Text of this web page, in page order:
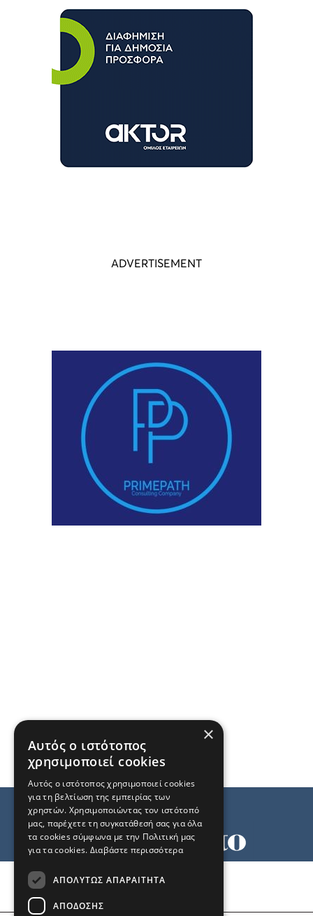
×
Αυτός ο ιστότοπος
χρησιμοποιεί cookies
Αυτός ο ιστότοπος χρησιμοποιεί cookies
για τη βελτίωση της εμπειρίας των
χρηστών. Χρησιμοποιώντας τον ιστότοπό
μας, παρέχετε τη συγκατάθεσή σας για όλα
τα cookies σύμφωνα με την Πολιτική μας
για τα cookies. Διαβάστε περισσότερα
ΑΠΟΛΎΤΩΣ ΑΠΑΡΑΊΤΗΤΑ
ΑΠΌΔΟΣΗΣ